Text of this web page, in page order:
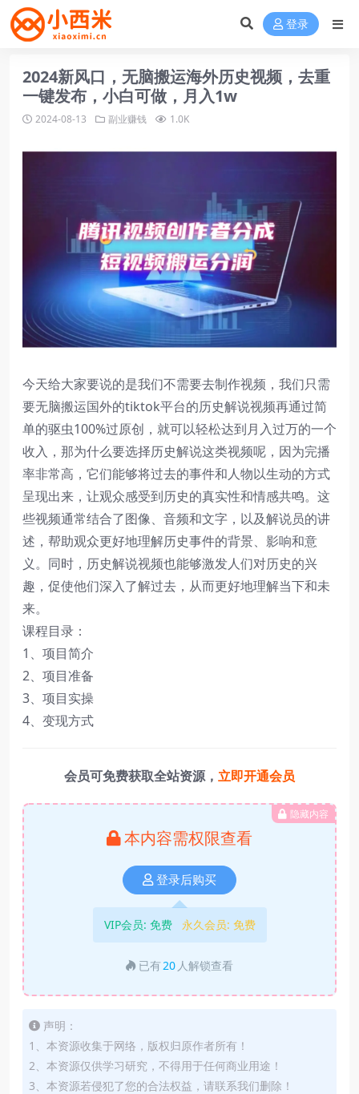
登录
2024新风口，无脑搬运海外历史视频，去重
一键发布，小白可做，月入1w
2024-08-13 副业赚钱 1.0K
今天给大家要说的是我们不需要去制作视频，我们只需
要无脑搬运国外的tiktok平台的历史解说视频再通过简
单的驱虫100%过原创，就可以轻松达到月入过万的一个
收入，那为什么要选择历史解说这类视频呢，因为完播
率非常高，它们能够将过去的事件和人物以生动的方式
呈现出来，让观众感受到历史的真实性和情感共鸣。这
些视频通常结合了图像、音频和文字，以及解说员的讲
述，帮助观众更好地理解历史事件的背景、影响和意
义。同时，历史解说视频也能够激发人们对历史的兴
趣，促使他们深入了解过去，从而更好地理解当下和未
来。
课程目录：
1、项目简介
2、项目准备
3、项目实操
4、变现方式
会员可免费获取全站资源， 立即开通会员
隐藏内容
本内容需权限查看
登录后购买
VIP会员: 免费 永久会员: 免费
已有20 人解锁查看
声明：
1、本资源收集于网络，版权归原作者所有！
2、本资源仅供学习研究，不得用于任何商业用途！
3、本资源若侵犯了您的合法权益，请联系我们删除！